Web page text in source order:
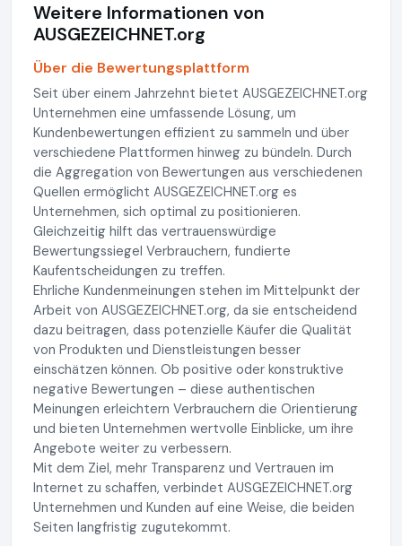
Weitere Informationen von
AUSGEZEICHNET.org
Über die Bewertungsplattform
Seit über einem Jahrzehnt bietet AUSGEZEICHNET.org
Unternehmen eine umfassende Lösung, um
Kundenbewertungen effizient zu sammeln und über
verschiedene Plattformen hinweg zu bündeln. Durch
die Aggregation von Bewertungen aus verschiedenen
Quellen ermöglicht AUSGEZEICHNET.org es
Unternehmen, sich optimal zu positionieren.
Gleichzeitig hilft das vertrauenswürdige
Bewertungssiegel Verbrauchern, fundierte
Kaufentscheidungen zu treffen.
Ehrliche Kundenmeinungen stehen im Mittelpunkt der
Arbeit von AUSGEZEICHNET.org, da sie entscheidend
dazu beitragen, dass potenzielle Käufer die Qualität
von Produkten und Dienstleistungen besser
einschätzen können. Ob positive oder konstruktive
negative Bewertungen – diese authentischen
Meinungen erleichtern Verbrauchern die Orientierung
und bieten Unternehmen wertvolle Einblicke, um ihre
Angebote weiter zu verbessern.
Mit dem Ziel, mehr Transparenz und Vertrauen im
Internet zu schaffen, verbindet AUSGEZEICHNET.org
Unternehmen und Kunden auf eine Weise, die beiden
Seiten langfristig zugutekommt.